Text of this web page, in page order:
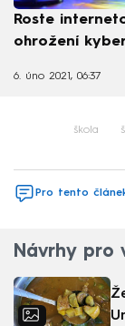
Roste
ohrožení
6. úno 2021, 06:37
škola
Pro tento
Návrhy pro